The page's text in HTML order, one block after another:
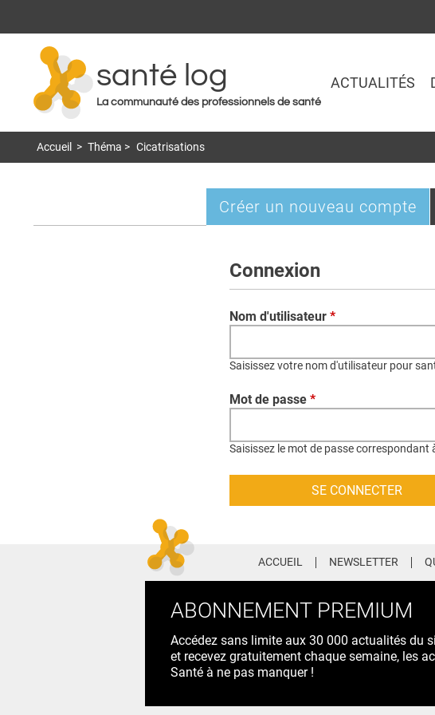
santé log
La communauté des professionnels de santé
ACTUALITÉS
Accueil > Théma > Cicatrisations
Onglets
Créer un nouveau compte
Connexion
Nom d'utilisateur *
Saisissez votre nom d'utilisateur pour
Mot de passe *
Saisissez le mot de passe correspondant
ACCUEIL NEWSLETTER
ABONNEMENT PREMIUM
Accédez sans limite aux 30 000 actualités du
et recevez gratuitement chaque semaine, les
Santé à ne pas manquer !